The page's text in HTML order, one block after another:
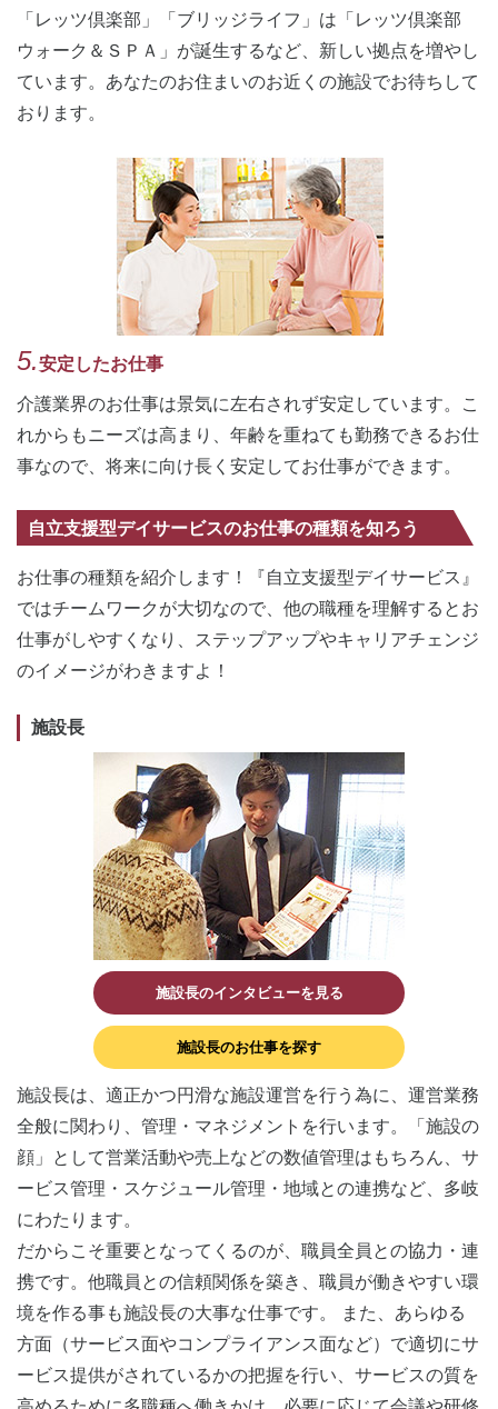
「レッツ倶楽部」「ブリッジライフ」は「レッツ倶楽部
ウォーク＆ＳＰＡ」が誕生するなど、新しい拠点を増やし
ています。あなたのお住まいのお近くの施設でお待ちして
おります。
5.安定したお仕事
介護業界のお仕事は景気に左右されず安定しています。こ
れからもニーズは高まり、年齢を重ねても勤務できるお仕
事なので、将来に向け長く安定してお仕事ができます。
自立支援型デイサービスのお仕事の種類を知ろう
お仕事の種類を紹介します！『自立支援型デイサービス』
ではチームワークが大切なので、他の職種を理解するとお
仕事がしやすくなり、ステップアップやキャリアチェンジ
のイメージがわきますよ！
施設長
施設長のインタビューを見る
施設長のお仕事を探す
施設長は、適正かつ円滑な施設運営を行う為に、運営業務
全般に関わり、管理・マネジメントを行います。「施設の
顔」として営業活動や売上などの数値管理はもちろん、サ
ービス管理・スケジュール管理・地域との連携など、多岐
にわたります。
だからこそ重要となってくるのが、職員全員との協力・連
携です。他職員との信頼関係を築き、職員が働きやすい環
境を作る事も施設長の大事な仕事です。 また、あらゆる
方面（サービス面やコンプライアンス面など）で適切にサ
ービス提供がされているかの把握を行い、サービスの質を